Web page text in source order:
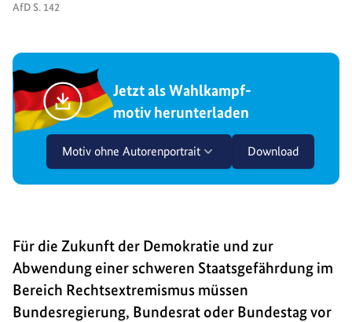
AfD S. 142
Jetzt als Wahlkampf-
motiv herunterladen
Motiv ohne Autorenportrait Download
Für die Zukunft der Demokratie und zur
Abwendung einer schweren Staatsgefährdung im
Bereich Rechtsextremismus müssen
Bundesregierung, Bundesrat oder Bundestag vor